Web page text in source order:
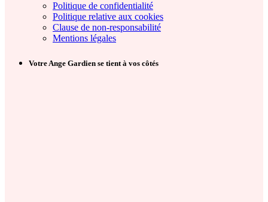
Politique de confidentialité
Politique relative aux cookies
Clause de non-responsabilité
Mentions légales
Votre Ange Gardien se tient à vos côtés